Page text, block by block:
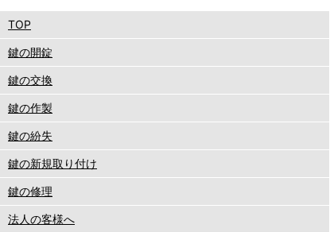
TOP
鍵の開錠
鍵の交換
鍵の作製
鍵の紛失
鍵の新規取り付け
鍵の修理
法人の客様へ